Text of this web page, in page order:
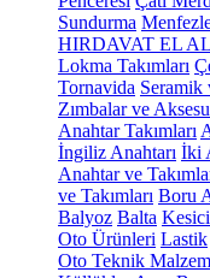
Sundurma
HIRDAVAT EL
Lokma Takımları
Tornavida Seramik
Zımbalar ve
Anahtar Takımları
İngiliz Anahtarı İki
Anahtar ve
ve Takımları Boru
Balyoz Balta
Oto Ürünleri Lastik
Oto Teknik